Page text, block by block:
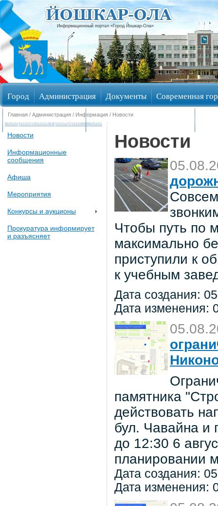
Информационный портал «Город Йошкар-Ола»
Город Администрация Документы Современная
Обращения граждан Общественные обсуждения
Главная / Администрация / Информация / Новости
Новости
Информационные
сообщения
Афиша
Мероприятия
Конкурсы и аукционы
Прокуратура информирует
и разъясняет
Новости
Чтобы путь по
максимально
приступили к
к учебным
Дата создания:
Дата изменения:
памятника
действовать
бул. Чавайна и
до 12:30 6
планировании
Дата создания:
Дата изменения: